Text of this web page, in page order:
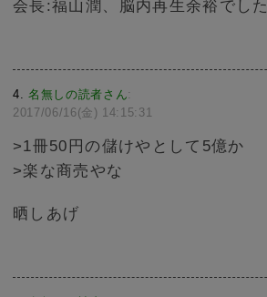
会長:福山潤、脳内再生余裕でした
4 名無しの読者さん:
2017/06/16(金) 14:15:31
>1冊50円の儲けやとして5億か
>楽な商売やな
晒しあげ